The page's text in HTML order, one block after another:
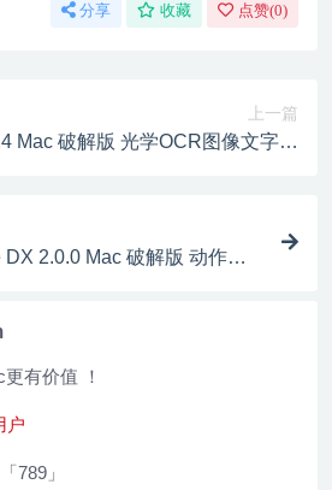
分享 收藏 点赞(0)
上一篇
Mac 破解版 光学OCR图像文字识
2.0.0 Mac 破解版 动作冒
有价值 ！
户
789」